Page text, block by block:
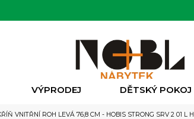
VÝPRODEJ DĚTSKÝ POKOJ
VNITŘNÍ ROH LEVÁ 76,8 CM - HOBIS STRONG SRV 2 01 L H